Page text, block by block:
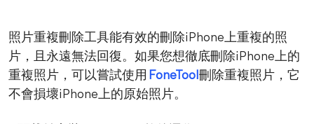
照片重複刪除工具能有效的刪除iPhone上重複的照
片，且永遠無法回復。如果您想徹底刪除iPhone上的
重複照片，可以嘗試使用 FoneTool刪除重複照片，它
不會損壞iPhone上的原始照片。